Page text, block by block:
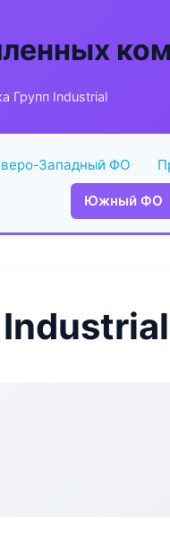
Групп Industrial
Западный ФО
Южный ФО